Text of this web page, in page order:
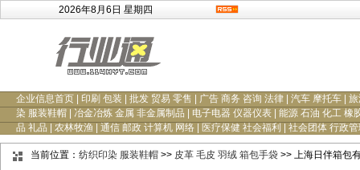
2026年8月6日 星期四
企业信息首页 印刷 包装 批发 贸易 零售 广告 商务 咨询 法律 汽车 摩托车
旅
染 服装鞋帽
冶金冶炼 金属 非金属制品 电子电器 仪器仪表
能源 石油 化工 橡
品 礼品
农林牧渔 通信 邮政 计算机 网络 医疗保健 社会福利 社会团体 行政
当前位置： 纺织印染 服装鞋帽 >> 皮革 毛皮 羽绒 箱包手袋 >> 上海日伴箱包